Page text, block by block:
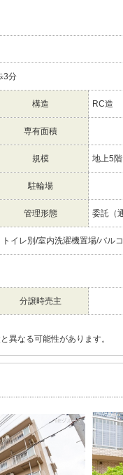
3分
構造 RC造
専有面積
規模 地上5階
駐輪場
管理形態 委託（
イレ別/室内洗濯機置場/バル
分譲時売主
異なる可能性があります。